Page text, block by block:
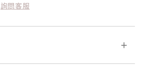
詢問客服
＋